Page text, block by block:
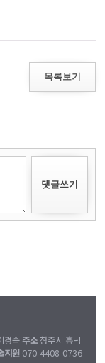
목록보기
경숙주소 청주시 흥덕
지원 070-4408-0736